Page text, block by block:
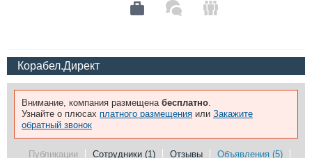
Все службы
Корабел.Директ
Внимание, компания размещена бесплатно.
Узнайте о плюсах платного размещения или Закажите
обратный звонок
Публикации Сотрудники (1) Отзывы
Объявления (5)